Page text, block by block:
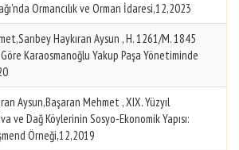
Ormancılık ve Orman İdaresi,12,2023
Haykıran Aysun , H. 1261/M. 1845
Karaosmanoğlu Yakup Paşa Yönetiminde
Aysun,Başaran Mehmet , XIX. Yüzyıl
ve Dağ Köylerinin Sosyo-Ekonomik Yapısı:
Örneği,12,2019